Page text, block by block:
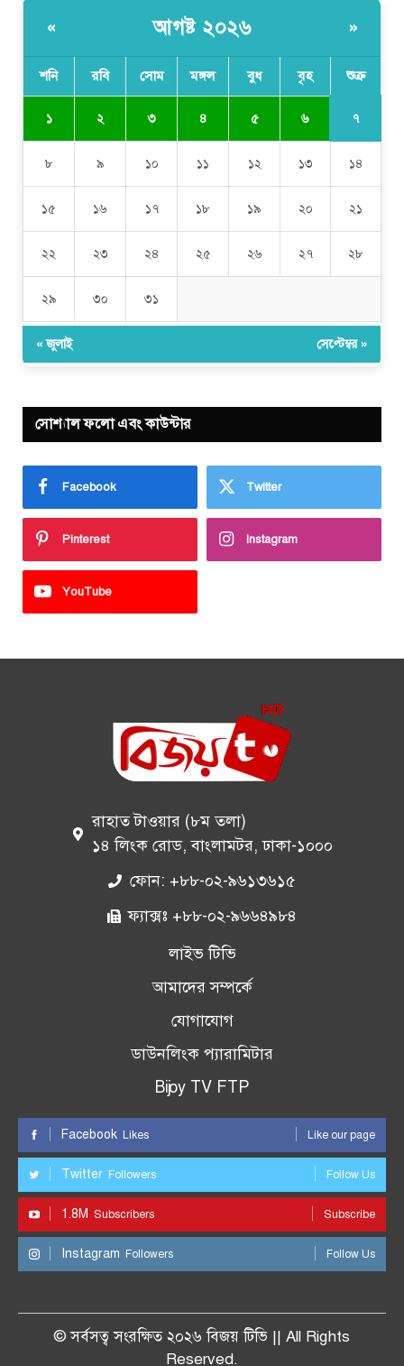
« আগষ্ট ২০২৬ »
শনি রবি সোম মঙ্গল বুধ বৃহ শুক্র
১ ২ ৩ ৪ ৫ ৬ ৭
৮ ৯ ১০ ১১ ১২ ১৩ ১৪
১৫ ১৬ ১৭ ১৮ ১৯ ২০ ২১
২২ ২৩ ২৪ ২৫ ২৬ ২৭ ২৮
২৯ ৩০ ৩১
« জুলাই সেপ্টেম্বর »
সোশ্যাল ফলো এবং কাউন্টার
Facebook Twitter
Pinterest Instagram
YouTube
রাহাত টাওয়ার (৮ম তলা)
১৪ লিংক রোড, বাংলামটর, ঢাকা-১০০০
ফোন: +৮৮-০২-৯৬১৩৬১৫
ফ্যাক্সঃ +৮৮-০২-৯৬৬৪৯৮৪
লাইভ টিভি
আমাদের সম্পর্কে
যোগাযোগ
ডাউনলিংক প্যারামিটার
Bijoy TV FTP
Facebook Likes Like our page
Twitter Followers Follow Us
1.8M Subscribers Subscribe
Instagram Followers Follow Us
© সর্বসত্ব সংরক্ষিত ২০২৬ বিজয় টিভি || All Rights
Reserved.